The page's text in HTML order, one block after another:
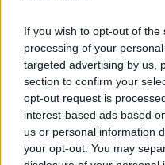
If you wish to opt-out of
processing of your
targeted advertising by us,
section to confirm your
opt-out request is
interest-based ads based
us or personal information
your opt-out. You may
Az
Hír|